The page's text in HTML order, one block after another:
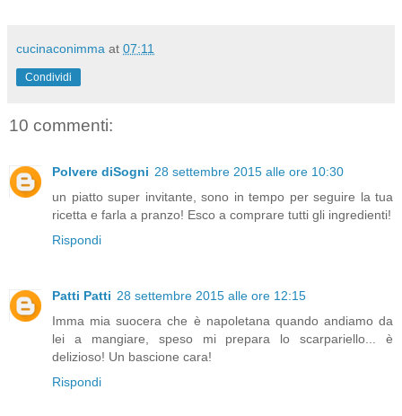
cucinaconimma at 07:11
Condividi
10 commenti:
Polvere diSogni 28 settembre 2015 alle ore 10:30
un piatto super invitante, sono in tempo per seguire la tua
ricetta e farla a pranzo! Esco a comprare tutti gli ingredienti!
Rispondi
Patti Patti 28 settembre 2015 alle ore 12:15
Imma mia suocera che è napoletana quando andiamo da
lei a mangiare, speso mi prepara lo scarpariello... è
delizioso! Un bascione cara!
Rispondi